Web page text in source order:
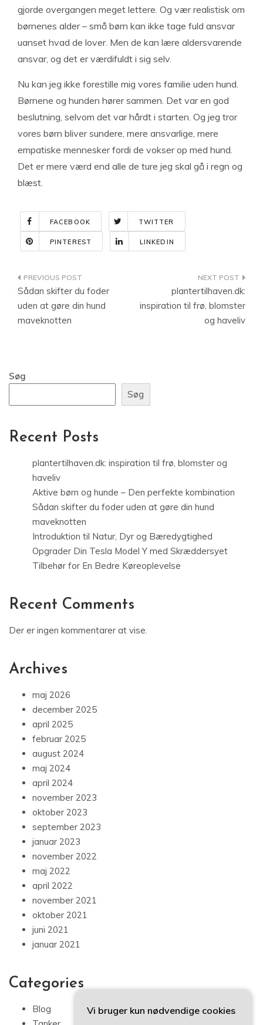
gjorde overgangen meget lettere. Og vær realistisk om
børnenes alder – små børn kan ikke tage fuld ansvar
uanset hvad de lover. Men de kan lære aldersvarende
ansvar, og det er værdifuldt i sig selv.
Nu kan jeg ikke forestille mig vores familie uden hund.
Børnene og hunden hører sammen. Det var en god
beslutning, selvom det var hårdt i starten. Og jeg tror
vores børn bliver sundere, mere ansvarlige, mere
empatiske mennesker fordi de vokser op med hund.
Det er mere værd end alle de ture jeg skal gå i regn og
blæst.
FACEBOOK TWITTER
PINTEREST LINKEDIN
Indlægsnavigation
Sådan skifter du foder
uden at gøre din hund
maveknotten
plantertilhaven.dk:
inspiration til frø, blomster
og haveliv
Søg
Søg
Recent Posts
plantertilhaven.dk: inspiration til frø, blomster og
haveliv
Aktive børn og hunde – Den perfekte kombination
Sådan skifter du foder uden at gøre din hund
maveknotten
Introduktion til Natur, Dyr og Bæredygtighed
Opgrader Din Tesla Model Y med Skræddersyet
Tilbehør for En Bedre Køreoplevelse
Recent Comments
Der er ingen kommentarer at vise.
Archives
maj 2026
december 2025
april 2025
februar 2025
august 2024
maj 2024
april 2024
november 2023
oktober 2023
september 2023
januar 2023
november 2022
maj 2022
april 2022
november 2021
oktober 2021
juni 2021
januar 2021
Categories
Blog
Vi bruger kun nødvendige cookies